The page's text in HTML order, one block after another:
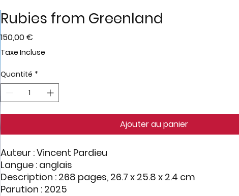
Rubies from Greenland
150,00 €
Taxe Incluse
Quantité *
Ajouter au panier
Auteur :Vincent Pardieu
Langue : anglais
Description : 268 pages, 26.7 x 25.8 x 2.4 cm
Parution : 2025